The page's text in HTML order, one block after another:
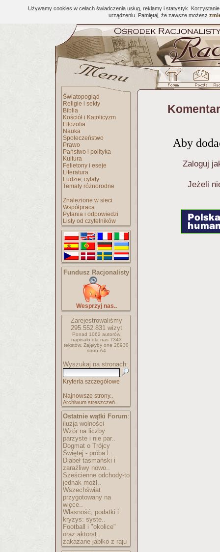
Używamy cookies w celach świadczenia usług, reklamy i statystyk.
urządzeniu. Pamiętaj, że zawsze możesz
Światopogląd
Religie i sekty
Biblia
Kościół i Katolicyzm
Filozofia
Nauka
Społeczeństwo
Prawo
Państwo i polityka
Kultura
Felietony i eseje
Literatura
Ludzie, cytaty
Tematy różnorodne
Znalezione w sieci
Współpraca
Pytania i odpowiedzi
Listy od czytelników
Fundusz Racjonalisty
Wesprzyj nas..
Zarejestrowaliśmy
295.552.831wizyt
Ponad 1062 autorów
napisało dla nas 7343
tekstów. Zajęłyby one 28930
stron A4
Wyszukaj na stronach:
Kryteria szczegółowe
Najnowsze strony..
Archiwum streszczeń..
Ostatnie wątki Forum:
iluzja wolności
Wzór na liczby
parzyste i nie par..
Dogmat o Trójcy
Świętej - próba l..
Diabeł tasmański i
zaraźliwy nowo..
Sześcienne odchody-to
jednak możl..
Wszechświat
przygotowany na
więce..
Własność, podatki i
kryzys: syste..
Football i "okolice"
oraz aktorst..
zakazane jabłko z raju
Aby
Zaloguj
Jeżeli